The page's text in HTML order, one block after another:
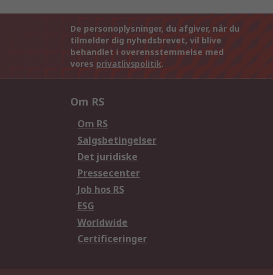
De personoplysninger, du afgiver, når du
tilmelder dig nyhedsbrevet, vil blive
behandlet i overensstemmelse med
vores privatlivspolitik.
Om RS
Om RS
Salgsbetingelser
Det juridiske
Pressecenter
Job hos RS
ESG
Worldwide
Certificeringer